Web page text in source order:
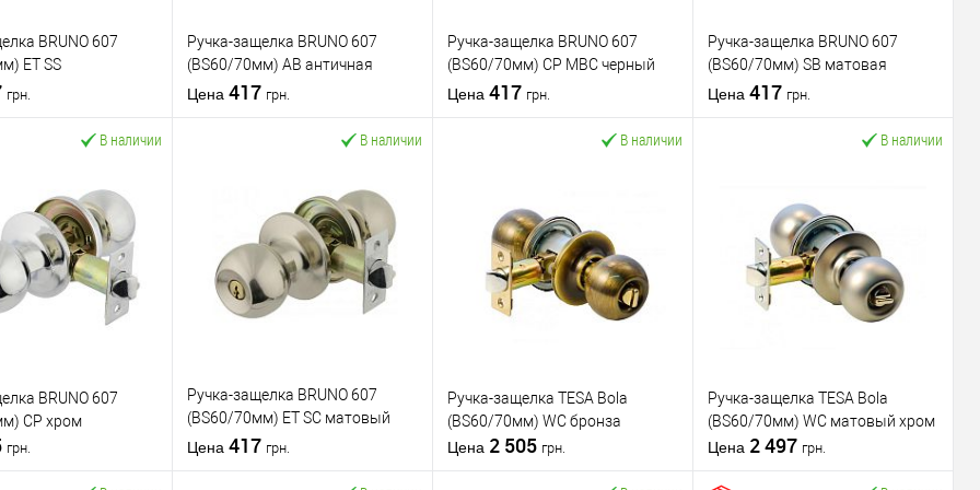
BRUNO 607
ET SS
стал
грн.
в 1
К
сравнению
для деревянных
Китай
Ручка-защелка BRUNO 607
(BS60/70мм) AB античная
латунь
Цена 417 грн.
Купить в 1 клик
К
сравнению
В избранное
Материал дверей
для деревянных
дверей
Страна
производитель
Китай
Ручка-защелка BRUNO 607
(BS60/70мм) CP MBC черный
матовый
Цена 417 грн.
Купить в 1 клик
К
сравнению
В избранное
Материал дверей
для деревянных
Страна
производитель
Китай
Ручка-защелка BRUNO 607
(BS60/70мм) SB матовая
латунь
Цена 417 грн.
Купить в 1 клик
К
сравнению
В избранное
Материал дверей
для деревянных
дверей
Страна
производитель
Китай
В наличии
BRUNO 607
CP хром
грн.
В наличии
Ручка-защелка BRUNO 607
(BS60/70мм) ET SC матовый
хром
Цена 417 грн.
В наличии
Ручка-защелка TESA Bola
(BS60/70мм) WC бронза
Цена 2 505 грн.
В наличии
Ручка-защелка TESA Bola
(BS60/70мм) WC матовый хром
Цена 2 497 грн.